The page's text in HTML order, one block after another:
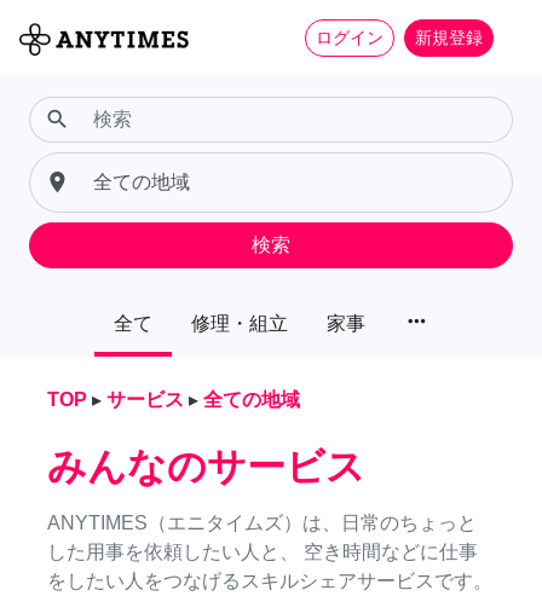
ログイン 新規登録
全て 修理・組立 家事 more_horiz
search
place
検索
TOP ▸ サービス ▸ 全ての地域
みんなのサービス
ANYTIMES（エニタイムズ）は、日常のちょっと
した用事を依頼したい人と、 空き時間などに仕事
をしたい人をつなげるスキルシェアサービスです。